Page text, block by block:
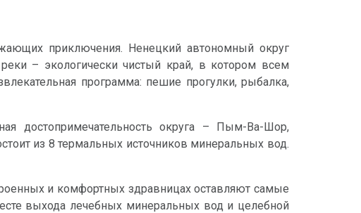
приключения. Ненецкий автономный округ
– экологически чистый край, в котором всем
программа: пешие прогулки, рыбалка,
достопримечательность округа – Пым-Ва-Шор,
из 8 термальных источников минеральных вод.
и комфортных здравницах оставляют самые
выхода лечебных минеральных вод и целебной